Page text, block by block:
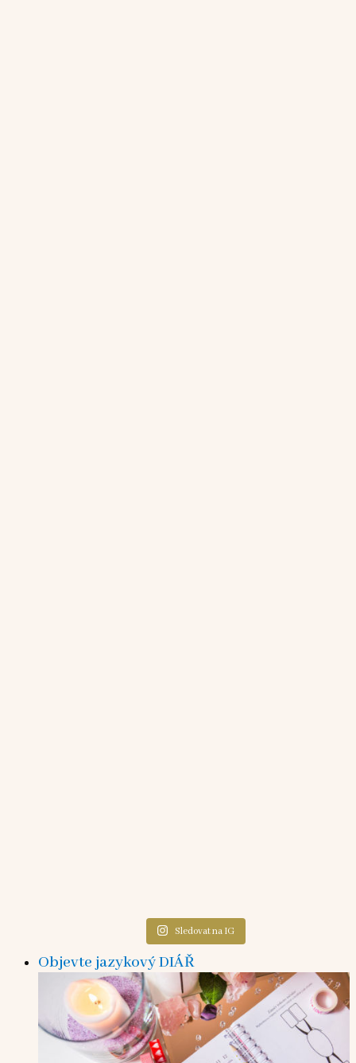
Sledovat na IG
Objevte jazykový DIÁŘ